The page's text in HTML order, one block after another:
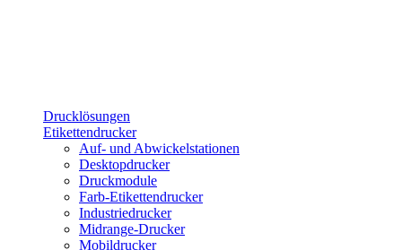
Drucklösungen
Etikettendrucker
Auf- und Abwickelstationen
Desktopdrucker
Druckmodule
Farb-Etikettendrucker
Industriedrucker
Midrange-Drucker
Mobildrucker